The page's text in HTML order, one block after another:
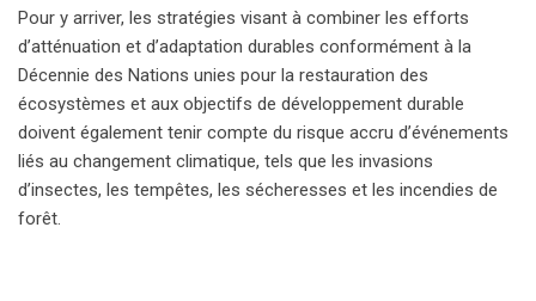
Pour y arriver, les stratégies visant à combiner les efforts
d’atténuation et d’adaptation durables conformément à la
Décennie des Nations unies pour la restauration des
écosystèmes et aux objectifs de développement durable
doivent également tenir compte du risque accru d’événements
liés au changement climatique, tels que les invasions
d’insectes, les tempêtes, les sécheresses et les incendies de
forêt.